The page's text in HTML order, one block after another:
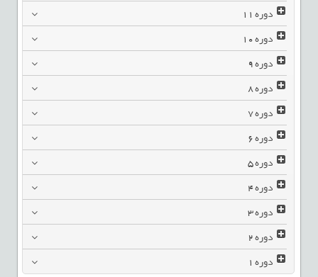
دوره11
دوره10
دوره9
دوره8
دوره7
دوره6
دوره5
دوره4
دوره3
دوره2
دوره1